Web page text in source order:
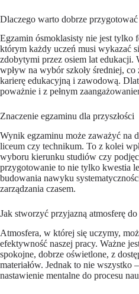
Dlaczego warto dobrze
Egzamin ósmoklasisty nie jest tylko
którym każdy uczeń musi wykazać
zdobytymi przez osiem lat edukacji.
wpływ na wybór szkoły średniej,
karierę edukacyjną i zawodową.
poważnie i z pełnym
Znaczenie egzaminu dla przyszłości
Wynik egzaminu może zaważyć na
liceum czy technikum. To z kolei
wyboru kierunku studiów czy
przygotowanie to nie tylko kwestia
budowania nawyku
zarządzania czasem.
Jak stworzyć przyjazną atmosferę
Atmosfera, w której się uczymy,
efektywność naszej pracy. Ważne
spokojne, dobrze oświetlone, z
materiałów. Jednak to nie wszystko
nastawienie mentalne do procesu